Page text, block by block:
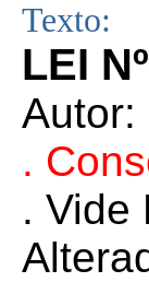
Texto:
LEI
Autor:
.
. Vide